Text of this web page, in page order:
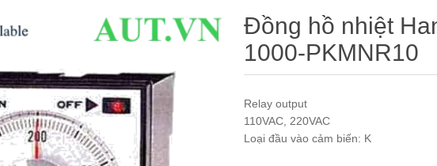
Đồng hồ nhiệt
1000-PKMNR10
Relay output
110VAC, 220VAC
Loại đầu vào cảm biến: K